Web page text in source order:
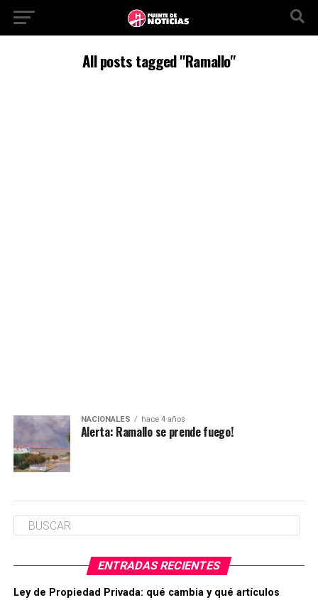
All posts tagged "Ramallo"
NACIONALES hace 4 años
Alerta: Ramallo se prende fuego!
ENTRADAS RECIENTES
Ley de Propiedad Privada: qué cambia y qué artículos